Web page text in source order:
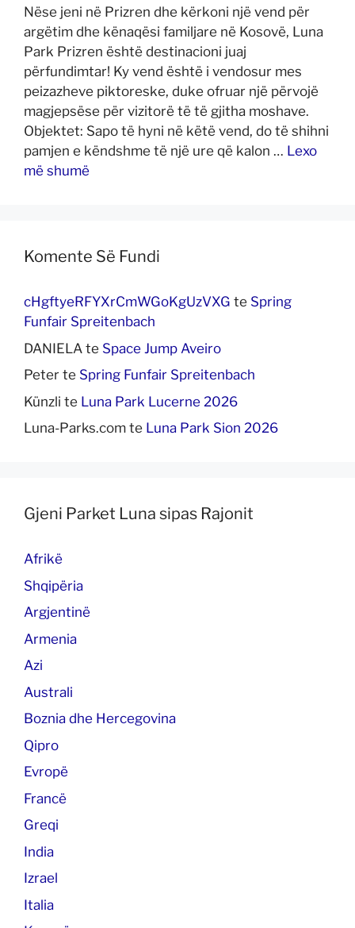
Nëse jeni në Prizren dhe kërkoni një vend për
argëtim dhe kënaqësi familjare në Kosovë, Luna
Park Prizren është destinacioni juaj
përfundimtar! Ky vend është i vendosur mes
peizazheve piktoreske, duke ofruar një përvojë
magjepsëse për vizitorë të të gjitha moshave.
Objektet: Sapo të hyni në këtë vend, do të shihni
pamjen e këndshme të një ure që kalon … Lexo
më shumë
Komente Së Fundi
cHgftyeRFYXrCmWGoKgUzVXG te Spring
Funfair Spreitenbach
DANIELA te Space Jump Aveiro
Peter te Spring Funfair Spreitenbach
Künzli te Luna Park Lucerne 2026
Luna-Parks.com te Luna Park Sion 2026
Gjeni Parket Luna sipas Rajonit
Afrikë
Shqipëria
Argjentinë
Armenia
Azi
Australi
Boznia dhe Hercegovina
Qipro
Evropë
Francë
Greqi
India
Izrael
Italia